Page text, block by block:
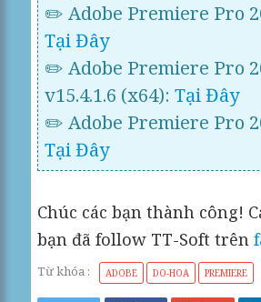
✏️ Adobe Premiere Pro
Tại Đây
✏️ Adobe Premiere Pro
v15.4.1.6 (x64):Tại Đây
✏️ Adobe Premiere Pro
Tại Đây
Chúc các bạn thành công!
bạn đã follow TT-Soft trên
Từ khóa : ADOBE DO-HOA PREMIERE